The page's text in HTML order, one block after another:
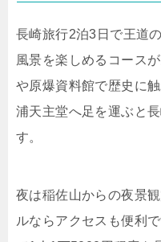
長崎旅行2泊3日で王道
風景を楽しめるコース
や原爆資料館で歴史に
浦天主堂へ足を運ぶと
す。
夜は稲佐山からの夜景
ルならアクセスも便利